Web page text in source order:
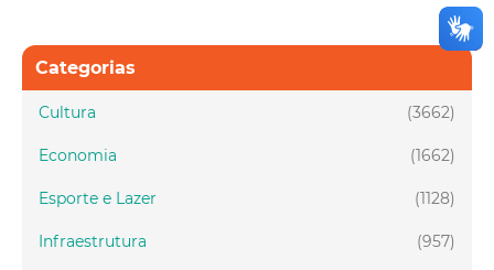
Categorias
(3662)
Cultura
(1662)
Economia
(1128)
Esporte e Lazer
(957)
Infraestrutura